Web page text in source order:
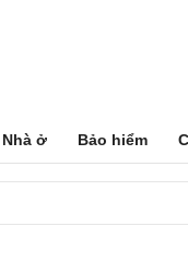
ở Bảo hiểm